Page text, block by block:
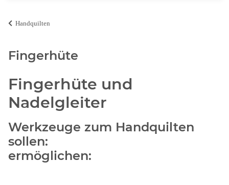
Handquilten
Fingerhüte
Fingerhüte und
Nadelgleiter
Werkzeuge zum Handquilten
sollen:
ermöglichen: